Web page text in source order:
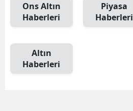
Ons Altın
Haberleri
Piyasa
Haberleri
Altın
Haberleri